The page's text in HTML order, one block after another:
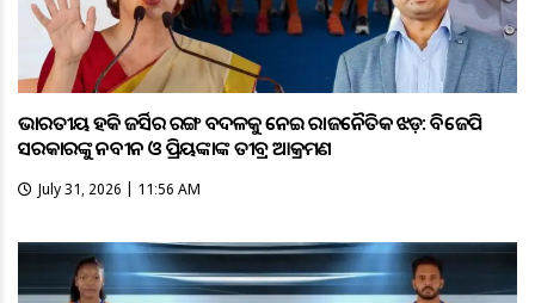
ଭାରତୀୟ ହକି ଜର୍ସିର ରଙ୍ଗ ବଦଳକୁ ନେଇ ରାଜନୈତିକ ଝଡ଼: ବିଜେପି
ସରକାରଙ୍କୁ ନବୀନ ଓ ପ୍ରିୟଙ୍କାଙ୍କ ତୀବ୍ର ଆକ୍ରମଣ
July 31, 2026 | 11:56 AM